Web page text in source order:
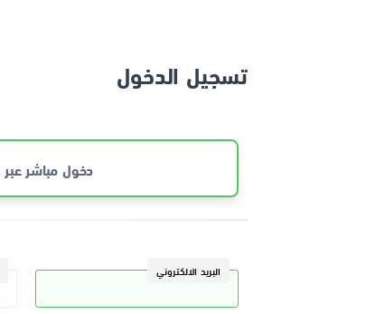
تسجيل الدخول
دخول مباشر عبر
البريد الالكتروني